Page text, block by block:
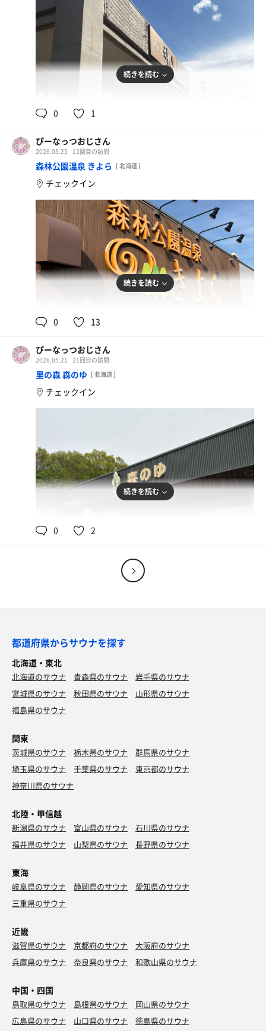
続きを読む
0 1
ぴーなっつおじさん
2026.05.23 13回目の訪問
森林公園温泉 きよら [ 北海道 ]
チェックイン
続きを読む
0 13
ぴーなっつおじさん
2026.05.21 21回目の訪問
里の森 森のゆ [ 北海道 ]
チェックイン
続きを読む
0 2
都道府県からサウナを探す
北海道・東北
北海道のサウナ 青森県のサウナ
岩手県のサウナ
宮城県のサウナ
秋田県のサウナ
山形県のサウナ
福島県のサウナ
関東
茨城県のサウナ 栃木県のサウナ
群馬県のサウナ
埼玉県のサウナ
千葉県のサウナ
東京都のサウナ
神奈川県のサウナ
北陸・甲信越
新潟県のサウナ 富山県のサウナ
石川県のサウナ
福井県のサウナ
山梨県のサウナ 長野県のサウナ
東海
岐阜県のサウナ 静岡県のサウナ
愛知県のサウナ
三重県のサウナ
近畿
滋賀県のサウナ 京都府のサウナ
大阪府のサウナ
兵庫県のサウナ
奈良県のサウナ 和歌山県のサウナ
中国・四国
鳥取県のサウナ 島根県のサウナ
岡山県のサウナ
広島県のサウナ
山口県のサウナ
徳島県のサウナ